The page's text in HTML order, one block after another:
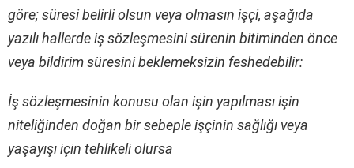
göre; süresi belirli olsun veya olmasın işçi, aşağıda
yazılı hallerde iş sözleşmesini sürenin bitiminden önce
veya bildirim süresini beklemeksizin feshedebilir:
İş sözleşmesinin konusu olan işin yapılması işin
niteliğinden doğan bir sebeple işçinin sağlığı veya
yaşayışı için tehlikeli olursa